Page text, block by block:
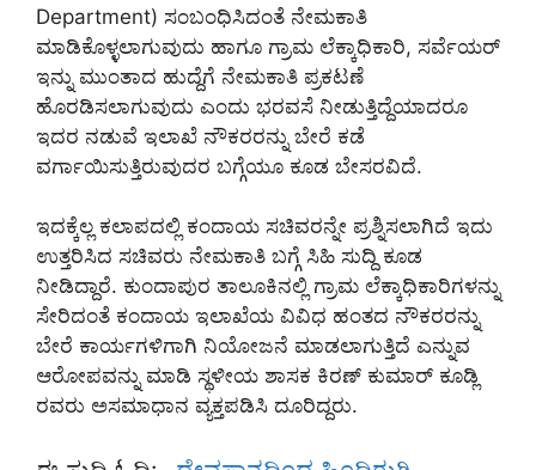
Department) ಸಂಬಂಧಿಸಿದಂತೆ ನೇಮಕಾತಿ
ಮಾಡಿಕೊಳ್ಳಲಾಗುವುದು ಹಾಗೂ ಗ್ರಾಮ ಲೆಕ್ಕಾಧಿಕಾರಿ, ಸರ್ವೆಯರ್
ಇನ್ನು ಮುಂತಾದ ಹುದ್ದೆಗೆ ನೇಮಕಾತಿ ಪ್ರಕಟಣೆ
ಹೊರಡಿಸಲಾಗುವುದು ಎಂದು ಭರವಸೆ ನೀಡುತ್ತಿದ್ದೆಯಾದರೂ
ಇದರ ನಡುವೆ ಇಲಾಖೆ ನೌಕರರನ್ನು ಬೇರೆ ಕಡೆ
ವರ್ಗಾಯಿಸುತ್ತಿರುವುದರ ಬಗ್ಗೆಯೂ ಕೂಡ ಬೇಸರವಿದೆ.
ಇದಕ್ಕೆಲ್ಲ ಕಲಾಪದಲ್ಲಿ ಕಂದಾಯ ಸಚಿವರನ್ನೇ ಪ್ರಶ್ನಿಸಲಾಗಿದೆ ಇದು
ಉತ್ತರಿಸಿದ ಸಚಿವರು ನೇಮಕಾತಿ ಬಗ್ಗೆ ಸಿಹಿ ಸುದ್ದಿ ಕೂಡ
ನೀಡಿದ್ದಾರೆ. ಕುಂದಾಪುರ ತಾಲೂಕಿನಲ್ಲಿ ಗ್ರಾಮ ಲೆಕ್ಕಾಧಿಕಾರಿಗಳನ್ನು
ಸೇರಿದಂತೆ ಕಂದಾಯ ಇಲಾಖೆಯ ವಿವಿಧ ಹಂತದ ನೌಕರರನ್ನು
ಬೇರೆ ಕಾರ್ಯಗಳಿಗಾಗಿ ನಿಯೋಜನೆ ಮಾಡಲಾಗುತ್ತಿದೆ ಎನ್ನುವ
ಆರೋಪವನ್ನು ಮಾಡಿ ಸ್ಥಳೀಯ ಶಾಸಕ ಕಿರಣ್ ಕುಮಾರ್ ಕೂಡ್ಲಿ
ರವರು ಅಸಮಾಧಾನ ವ್ಯಕ್ತಪಡಿಸಿ ದೂರಿದ್ದರು.